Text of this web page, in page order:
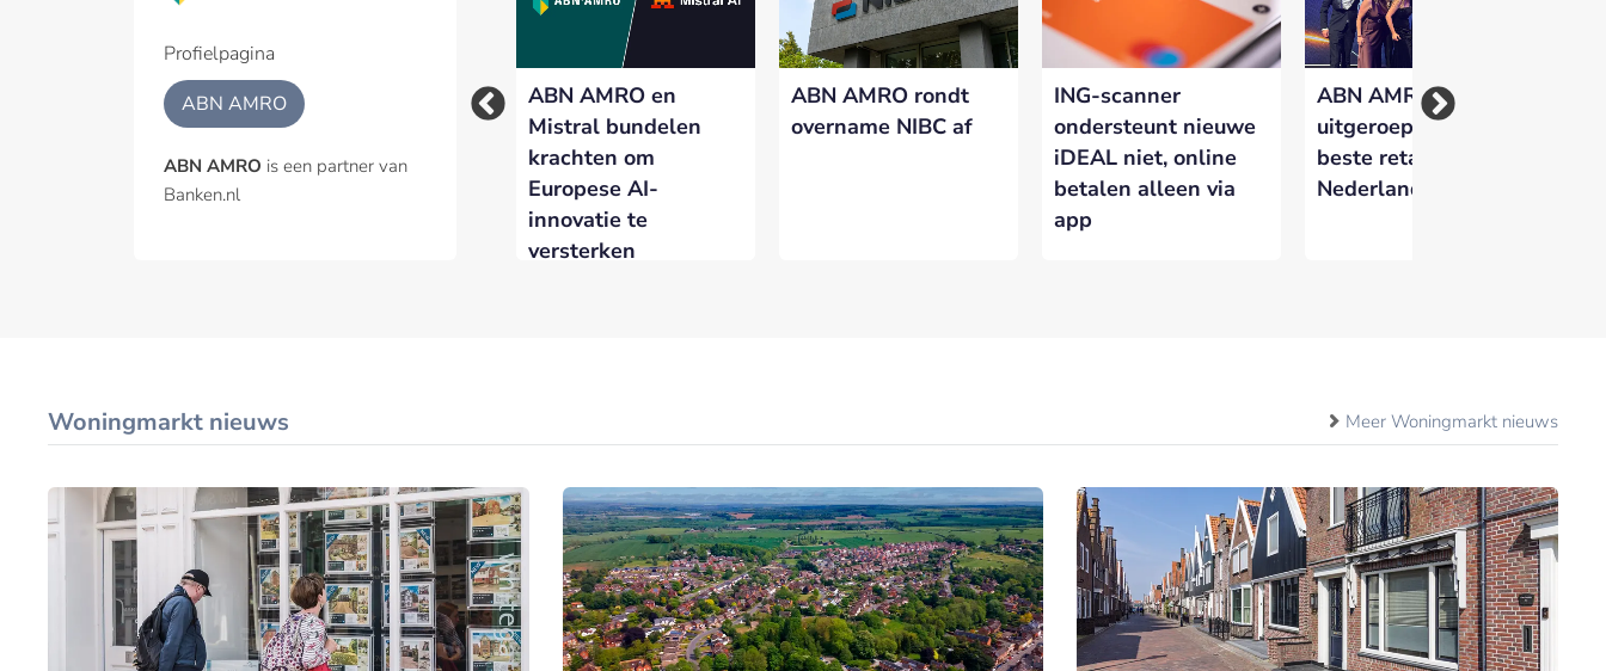
Profielpagina
ABN AMRO
ABN AMRO is een partner van
Banken.nl
Woningmarkt koelt
verder af nu hogere
ABN AMRO – ODDO
BHF voor vijfde jaar
op rij Best Benelux
ABN AMRO en
Mistral bundelen
krachten om
Europese AI-
innovatie te
versterken
ABN AMRO rondt
overname NIBC af
ING-scanner
ondersteunt nieuwe
iDEAL niet, online
betalen alleen via
app
ABN AMRO
uitgeroepen tot
beste retailbank van
Nederland
Woningmarkt nieuws Meer Woningmarkt nieuws